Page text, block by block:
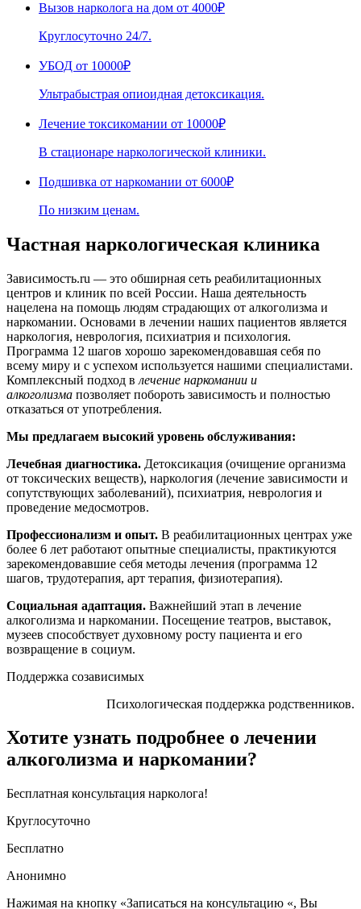
Вызов нарколога на дом от 4000₽
Круглосуточно 24/7.
УБОД от 10000₽
Ультрабыстрая опиоидная детоксикация.
Лечение токсикомании от 10000₽
В стационаре наркологической клиники.
Подшивка от наркомании от 6000₽
По низким ценам.
Частная наркологическая клиника
Зависимость.ru — это обширная сеть реабилитационных
центров и клиник по всей России. Наша деятельность
нацелена на помощь людям страдающих от алкоголизма и
наркомании. Основами в лечении наших пациентов является
наркология, неврология, психиатрия и психология.
Программа 12 шагов хорошо зарекомендовавшая себя по
всему миру и с успехом используется нашими специалистами.
Комплексный подход в лечение наркомании и
алкоголизма позволяет побороть зависимость и полностью
отказаться от употребления.
Мы предлагаем высокий уровень обслуживания:
Лечебная диагностика. Детоксикация (очищение организма
от токсических веществ), наркология (лечение зависимости и
сопутствующих заболеваний), психиатрия, неврология и
проведение медосмотров.
Профессионализм и опыт. В реабилитационных центрах уже
более 6 лет работают опытные специалисты, практикуются
зарекомендовавшие себя методы лечения (программа 12
шагов, трудотерапия, арт терапия, физиотерапия).
Социальная адаптация. Важнейший этап в лечение
алкоголизма и наркомании. Посещение театров, выставок,
музеев способствует духовному росту пациента и его
возвращение в социум.
Поддержка созависимых
Психологическая поддержка родственников.
Хотите узнать подробнее о лечении
алкоголизма и наркомании?
Бесплатная консультация нарколога!
Круглосуточно
Бесплатно
Анонимно
Нажимая на кнопку «Записаться на консультацию «, Вы